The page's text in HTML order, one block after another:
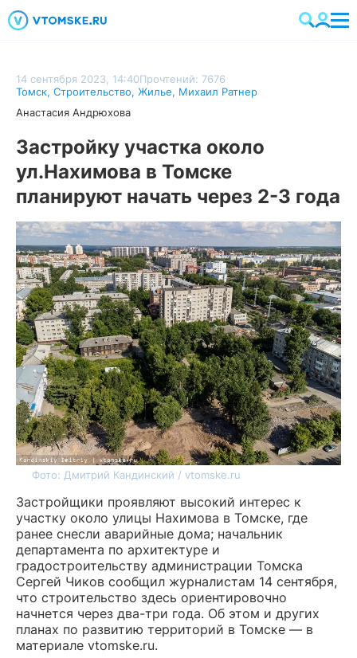
14 сентября 2023, 14:40Прочтений: 7676
Томск, Строительство, Жилье, Михаил Ратнер
Анастасия Андрюхова
Застройку участка около
ул.Нахимова в Томске
планируют начать через 2-3 года
Фото: Дмитрий Кандинский / vtomske.ru
Застройщики проявляют высокий интерес к
участку около улицы Нахимова в Томске, где
ранее снесли аварийные дома; начальник
департамента по архитектуре и
градостроительству администрации Томска
Сергей Чиков сообщил журналистам 14 сентября,
что строительство здесь ориентировочно
начнется через два-три года. Об этом и других
планах по развитию территорий в Томске — в
материале vtomske.ru.